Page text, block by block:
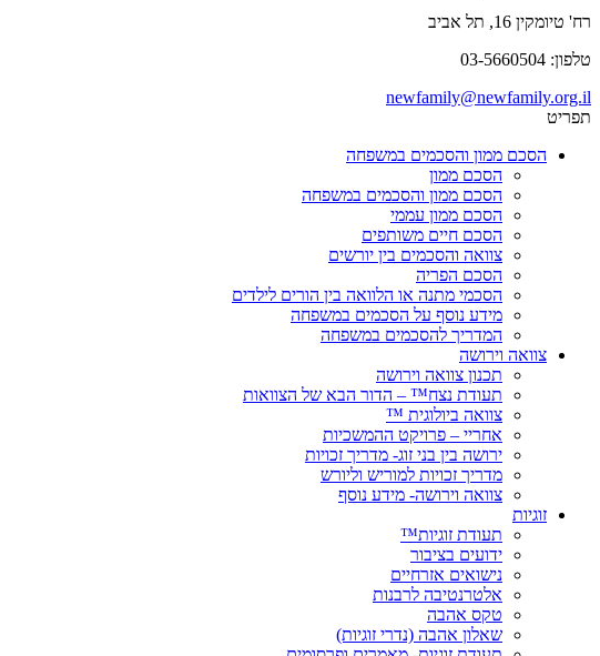
רח' טיומקין 16, תל אביב
טלפון: 03-5660504
newfamily@newfamily.org.il
תפריט
הסכם ממון והסכמים במשפחה
הסכם ממון
הסכם ממון והסכמים במשפחה
הסכם ממון עממי
הסכם חיים משותפים
צוואה והסכמים בין יורשים
הסכם הפריה
הסכמי מתנה או הלוואה בין הורים לילדים
מידע נוסף על הסכמים במשפחה
המדריך להסכמים במשפחה
צוואה וירושה
תכנון צוואה וירושה
תעודת נצח™ – הדור הבא של הצוואות
צוואה ביולוגית ™
אחריי – פרויקט ההמשכיות
ירושה בין בני זוג- מדריך זכויות
מדריך זכויות למוריש וליורש
צוואה וירושה- מידע נוסף
זוגיות
תעודת זוגיות™
ידועים בציבור
נישואים אזרחיים
אלטרנטיבה לרבנות
טקס אהבה
שאלון אהבה (נדרי זוגיות)